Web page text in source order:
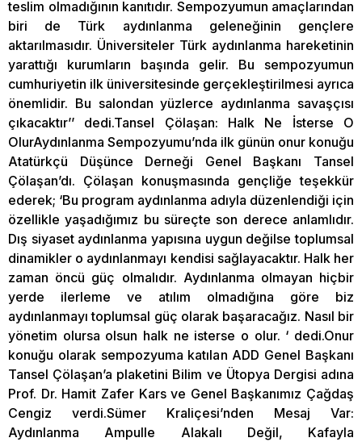
teslim olmadığının kanıtıdır. Sempozyumun amaçlarından
biri de Türk aydınlanma geleneğinin gençlere
aktarılmasıdır. Üniversiteler Türk aydınlanma hareketinin
yarattığı kurumların başında gelir. Bu sempozyumun
cumhuriyetin ilk üniversitesinde gerçekleştirilmesi ayrıca
önemlidir. Bu salondan yüzlerce aydınlanma savaşçısı
çıkacaktır’’ dedi.Tansel Çölaşan: Halk Ne İsterse O
OlurAydınlanma Sempozyumu’nda ilk günün onur konuğu
Atatürkçü Düşünce Derneği Genel Başkanı Tansel
Çölaşan’dı. Çölaşan konuşmasında gençliğe teşekkür
ederek; ‘Bu program aydınlanma adıyla düzenlendiği için
özellikle yaşadığımız bu süreçte son derece anlamlıdır.
Dış siyaset aydınlanma yapısına uygun değilse toplumsal
dinamikler o aydınlanmayı kendisi sağlayacaktır. Halk her
zaman öncü güç olmalıdır. Aydınlanma olmayan hiçbir
yerde ilerleme ve atılım olmadığına göre biz
aydınlanmayı toplumsal güç olarak başaracağız. Nasıl bir
yönetim olursa olsun halk ne isterse o olur. ‘ dedi.Onur
konuğu olarak sempozyuma katılan ADD Genel Başkanı
Tansel Çölaşan’a plaketini Bilim ve Ütopya Dergisi adına
Prof. Dr. Hamit Zafer Kars ve Genel Başkanımız Çağdaş
Cengiz verdi.Sümer Kraliçesi’nden Mesaj Var:
Aydınlanma Ampulle Alakalı Değil, Kafayla